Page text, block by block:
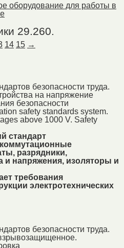
оборудование для работы в
29.260.
14 15 →
безопасности труда.
на напряжение
безопасности
safety standards system.
above 1000 V. Safety
стандарт
коммутационные
разрядники,
и напряжения, изоляторы и
требования
электротехнических
безопасности труда.